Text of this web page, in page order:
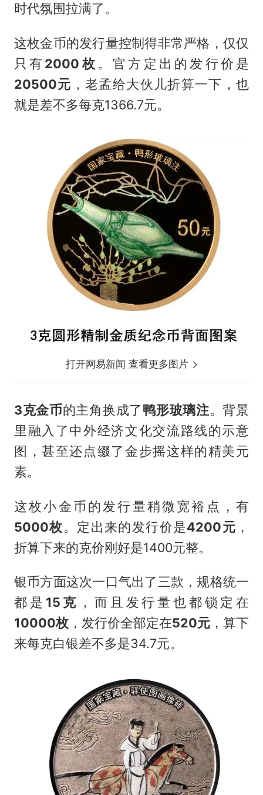
时代氛围拉满了。
这枚金币的发行量控制得非常严格，仅仅
只有 2000枚 。官方定出的发行价是
20500元 ，老孟给大伙儿折算一下，也
就是差不多每克1366.7元。
打开网易新闻 查看更多图片
3克金币的主角换成了鸭形玻璃注。背景
里融入了中外经济文化交流路线的示意
图，甚至还点缀了金步摇这样的精美元
素。
这枚小金币的发行量稍微宽裕点，有
5000枚。定出来的发行价是4200元 ，
折算下来的克价刚好是1400元整。
银币方面这次一口气出了三款，规格统一
都是 15克 ，而且发行量也都锁定在
10000枚，发行价全部定在520元 ，算下
来每克白银差不多是34.7元。